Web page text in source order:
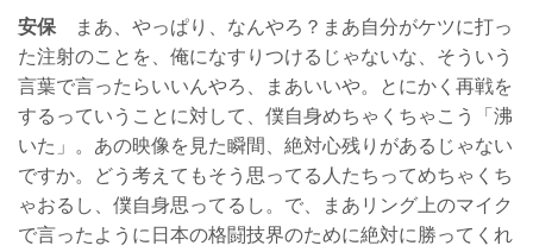
安保 まあ、やっぱり、なんやろ？まあ自分がケツに打っ
た注射のことを、俺になすりつけるじゃないな、そういう
言葉で言ったらいいんやろ、まあいいや。とにかく再戦を
するっていうことに対して、僕自身めちゃくちゃこう「沸
いた」。あの映像を見た瞬間、絶対心残りがあるじゃない
ですか。どう考えてもそう思ってる人たちってめちゃくち
ゃおるし、僕自身思ってるし。で、まあリング上のマイク
で言ったように日本の格闘技界のために絶対に勝ってくれ